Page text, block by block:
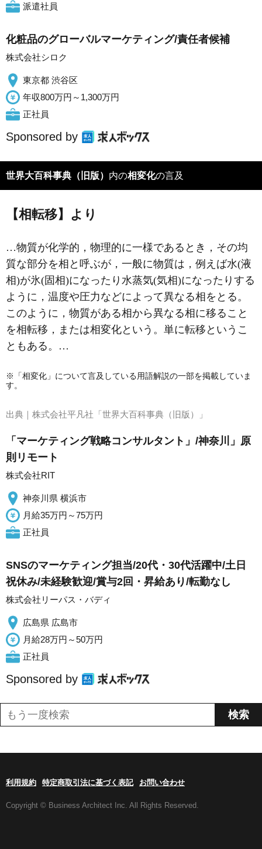
派遣社員
化粧品のグローバルマーケティング/責任者候補
株式会社シロク
東京都 渋谷区
年収800万円～1,300万円
正社員
Sponsored by
世界大百科事典（旧版） 内の相変化の言及
【相転移】より
…物質が化学的，物理的に一様であるとき，その均
質な部分を相と呼ぶが，一般に物質は，例えば水(液
相)が氷(固相)になったり水蒸気(気相)になったりする
ように，温度や圧力などによって異なる相をとる。
このように，物質がある相から異なる相に移ること
を相転移，または相変化という。単に転移というこ
ともある。…
※「相変化」について言及している用語解説の一部を掲載していま
す。
出典｜ 株式会社平凡社「世界大百科事典（旧版）」
「マーケティング戦略コンサルタント」/神奈川」原
則リモート
株式会社RIT
神奈川県 横浜市
月給35万円～75万円
正社員
SNSのマーケティング担当/20代・30代活躍中/土日
祝休み/未経験歓迎/賞与2回・昇給あり/転勤なし
株式会社リーパス・バディ
広島県 広島市
月給28万円～50万円
正社員
Sponsored by
利用規約 特定商取引法に基づく表記 お問い合わせ
Copyright © Business Architect Inc. All Rights Reserved.